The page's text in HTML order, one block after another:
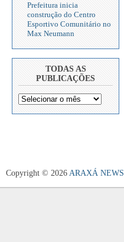
Prefeitura inicia
construção do Centro
Esportivo Comunitário no
Max Neumann
TODAS AS
PUBLICAÇÕES
Copyright © 2026 ARAXÁ NEWS